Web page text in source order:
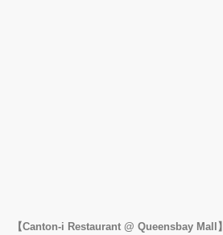
【Canton-i Restaurant @ Queensbay Mall】